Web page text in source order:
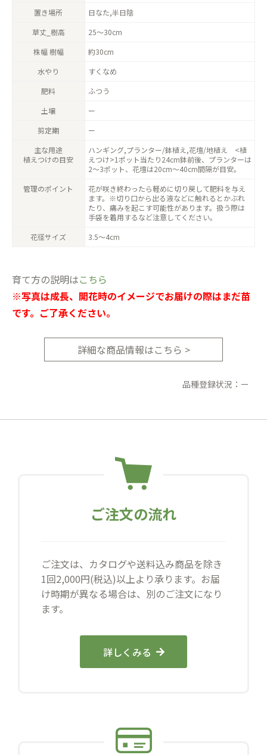
置き場所
日なた,半日陰
草丈_樹高
25〜30cm
株幅 樹幅
約30cm
水やり
すくなめ
肥料
ふつう
土壌
ー
剪定期
ー
主な用途
植えつけの目安
ハンギング,プランター/鉢植え,花壇/地植え <植
えつけ>1ポット当たり24cm鉢前後、プランターは
2〜3ポット、花壇は20cm〜40cm間隔が目安。
管理のポイント
花が咲き終わったら軽めに切り戻して肥料を与え
ます。※切り口から出る液などに触れるとかぶれ
たり、痛みを起こす可能性があります。扱う際は
手袋を着用するなど注意してください。
花径サイズ
3.5〜4cm
育て方の説明はこちら
※写真は成長、開花時のイメージでお届けの際はまだ苗
です。ご了承ください。
詳細な商品情報はこちら >
品種登録状況：ー
ご注文の流れ
ご注文は、カタログや送料込み商品を除き
1回2,000円(税込)以上より承ります。お届
け時期が異なる場合は、別のご注文になり
ます。
詳しくみる